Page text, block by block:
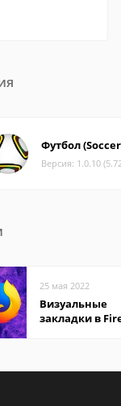
Футбол
Версия: 1.0.10
25 мая 2022
Визуальные
закладки в